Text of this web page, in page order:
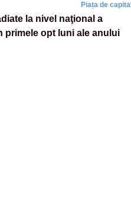
Piața de capital
la nivel naţional a
primele opt luni ale anului